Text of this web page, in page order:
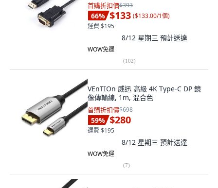
首購折扣價$393
66% $133 ($133.00/1個)
運費 $195
8/12 星期三 預計送達
WOW免運
(102)
VEnTIOn 威迅 高級 4K Type-C DP 鏡
像傳輸線, 1m, 混合色
首購折扣價$698
59% $280
運費 $195
8/12 星期三 預計送達
WOW免運
(7)